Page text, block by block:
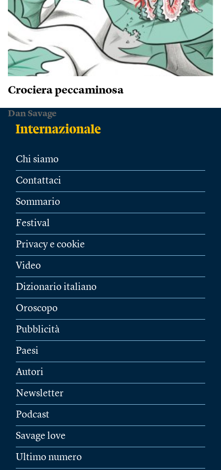
Crociera peccaminosa
Dan Savage
Chi siamo
Contattaci
Sommario
Festival
Privacy e cookie
Video
Dizionario italiano
Oroscopo
Pubblicità
Paesi
Autori
Newsletter
Podcast
Savage love
Ultimo numero